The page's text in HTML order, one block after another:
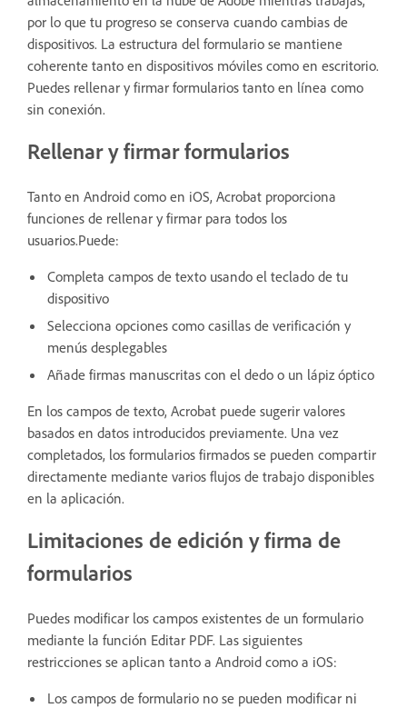
por lo que tu progreso se conserva cuando cambias de
dispositivos. La estructura del formulario se mantiene
coherente tanto en dispositivos móviles como en escritorio.
Puedes rellenar y firmar formularios tanto en línea como
sin conexión.
Rellenar y firmar formularios
Tanto en Android como en iOS, Acrobat proporciona
funciones de rellenar y firmar para todos los
usuarios.Puede:
Completa campos de texto usando el teclado de tu
dispositivo
Selecciona opciones como casillas de verificación y
menús desplegables
Añade firmas manuscritas con el dedo o un lápiz óptico
En los campos de texto, Acrobat puede sugerir valores
basados en datos introducidos previamente. Una vez
completados, los formularios firmados se pueden compartir
directamente mediante varios flujos de trabajo disponibles
en la aplicación.
Limitaciones de edición y firma de
formularios
Puedes modificar los campos existentes de un formulario
mediante la función Editar PDF. Las siguientes
restricciones se aplican tanto a Android como a iOS:
Los campos de formulario no se pueden modificar ni